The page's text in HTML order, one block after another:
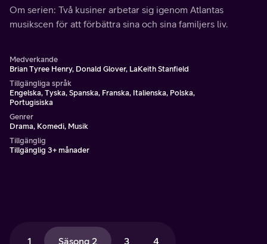
Om serien: Två kusiner arbetar sig igenom Atlantas
musikscen för att förbättra sina och sina familjers liv.
Medverkande
Brian Tyree Henry, Donald Glover, LaKeith Stanfield
Tillgängliga språk
Engelska, Tyska, Spanska, Franska, Italienska, Polska,
Portugisiska
Genrer
Drama, Komedi, Musik
Tillgänglig
Tillgänglig 3+ månader
1 Säsong 2 3 4